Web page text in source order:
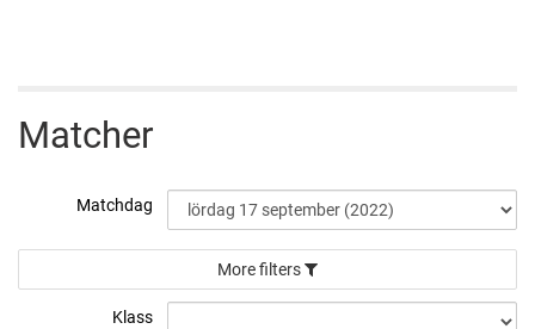
Matcher
Matchdag
More filters
Klass